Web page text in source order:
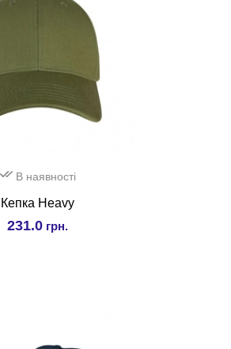
В наявності
Кепка Heavy
231.0 грн.